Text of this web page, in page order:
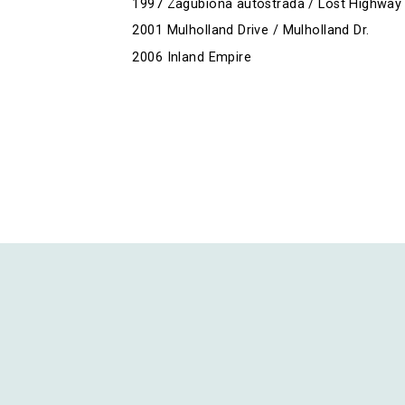
1997 Zagubiona autostrada / Lost Highway
2001 Mulholland Drive / Mulholland Dr.
2006 Inland Empire